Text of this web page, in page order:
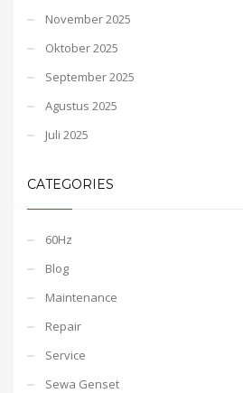
November 2025
Oktober 2025
September 2025
Agustus 2025
Juli 2025
CATEGORIES
60Hz
Blog
Maintenance
Repair
Service
Sewa Genset